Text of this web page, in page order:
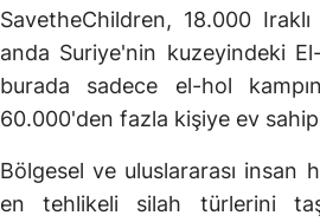
SavetheChildren, 18.000
anda Suriye'nin kuzeyindeki
burada sadece el-hol
60.000'den fazla kişiye ev
Bölgesel ve uluslararası insan
en tehlikeli silah türlerini